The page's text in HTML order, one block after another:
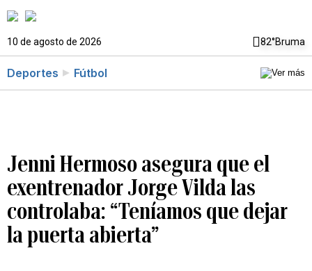
10 de agosto de 2026 82°Bruma
Deportes Fútbol
Jenni Hermoso asegura que el
exentrenador Jorge Vilda las
controlaba: “Teníamos que dejar
la puerta abierta”